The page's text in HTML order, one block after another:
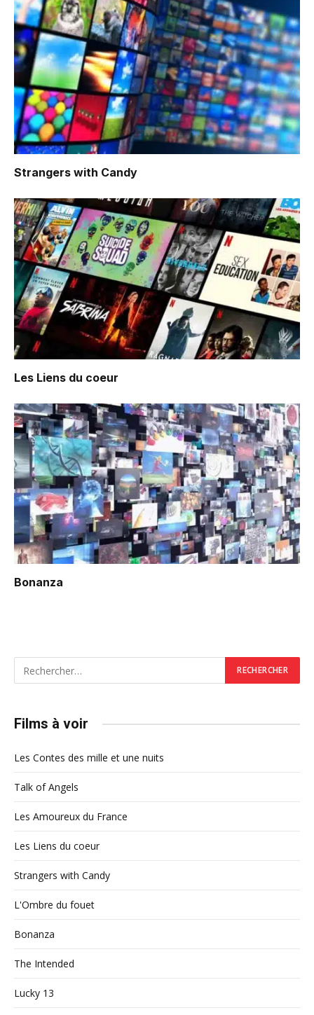
Strangers with Candy
Les Liens du coeur
Bonanza
Films à voir
Les Contes des mille et une nuits
Talk of Angels
Les Amoureux du France
Les Liens du coeur
Strangers with Candy
L'Ombre du fouet
Bonanza
The Intended
Lucky 13